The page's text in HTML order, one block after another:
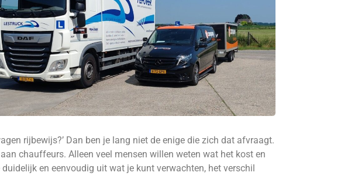
rijbewijs?’ Dan ben je lang niet de enige die zich dat afvraagt.
chauffeurs. Alleen veel mensen willen weten wat het kost en
en eenvoudig uit wat je kunt verwachten, het verschil